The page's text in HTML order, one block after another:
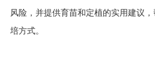
风险，并提供育苗和定植的实用建议
培方式。